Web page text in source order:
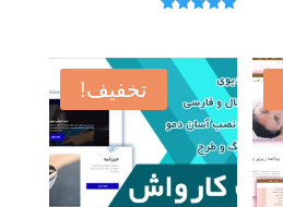
تخفیف!